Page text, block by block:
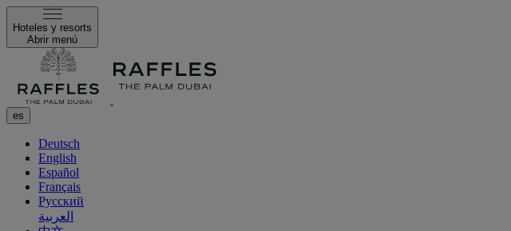
Hoteles y resorts
Abrir menú
es
Deutsch
English
Español
Français
Русский
العربية